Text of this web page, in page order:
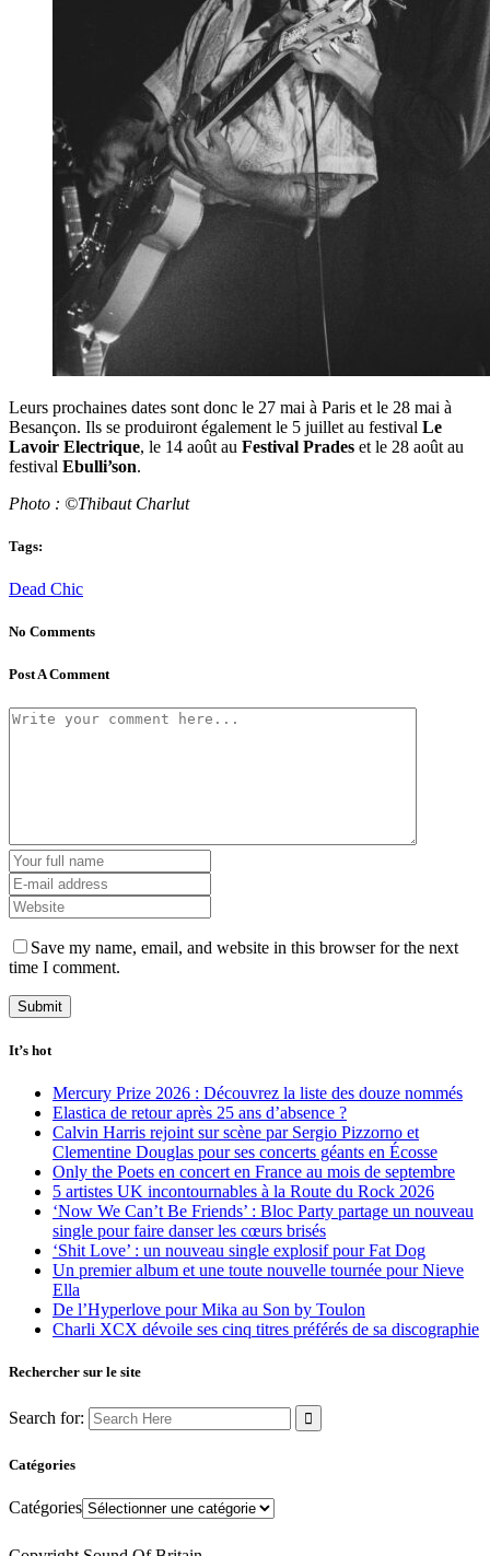
Leurs prochaines dates sont donc le 27 mai à Paris et le 28 mai à
Besançon. Ils se produiront également le 5 juillet au festival Le
Lavoir Electrique, le 14 août au Festival Prades et le 28 août au
festival Ebulli’son.
Photo : ©Thibaut Charlut
Tags:
Dead Chic
No Comments
Post A Comment
Save my name, email, and website in this browser for the next
time I comment.
It’s hot
Mercury Prize 2026 : Découvrez la liste des douze nommés
Elastica de retour après 25 ans d’absence ?
Calvin Harris rejoint sur scène par Sergio Pizzorno et
Clementine Douglas pour ses concerts géants en Écosse
Only the Poets en concert en France au mois de septembre
5 artistes UK incontournables à la Route du Rock 2026
‘Now We Can’t Be Friends’ : Bloc Party partage un nouveau
single pour faire danser les cœurs brisés
‘Shit Love’ : un nouveau single explosif pour Fat Dog
Un premier album et une toute nouvelle tournée pour Nieve
Ella
De l’Hyperlove pour Mika au Son by Toulon
Charli XCX dévoile ses cinq titres préférés de sa discographie
Rechercher sur le site
Search for:
Catégories
Catégories